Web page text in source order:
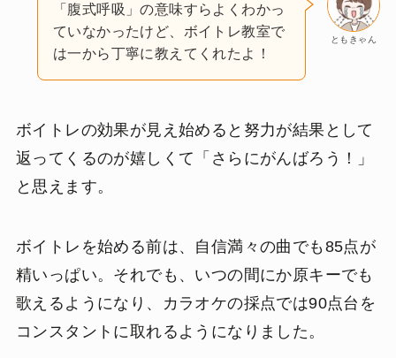
ともきゃん
「腹式呼吸」の意味すらよくわかっ
ていなかったけど、ボイトレ教室で
は一から丁寧に教えてくれたよ！
ボイトレの効果が見え始めると努力が結果として
返ってくるのが嬉しくて「さらにがんばろう！」
と思えます。
ボイトレを始める前は、自信満々の曲でも85点が
精いっぱい。それでも、いつの間にか原キーでも
歌えるようになり、カラオケの採点では90点台を
コンスタントに取れるようになりました。